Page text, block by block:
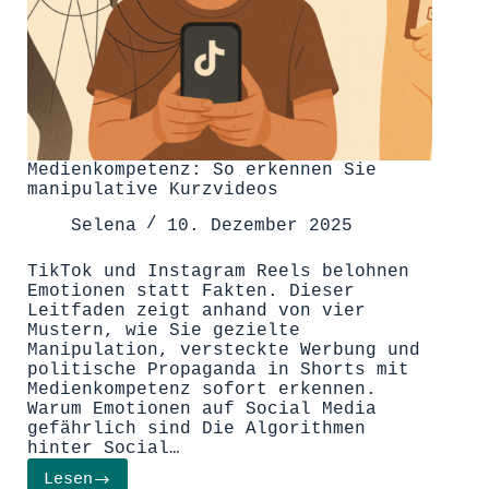
Medienkompetenz: So erkennen Sie
manipulative Kurzvideos
Selena
10. Dezember 2025
TikTok und Instagram Reels belohnen
Emotionen statt Fakten. Dieser
Leitfaden zeigt anhand von vier
Mustern, wie Sie gezielte
Manipulation, versteckte Werbung und
politische Propaganda in Shorts mit
Medienkompetenz sofort erkennen.
Warum Emotionen auf Social Media
gefährlich sind Die Algorithmen
hinter Social…
Lesen